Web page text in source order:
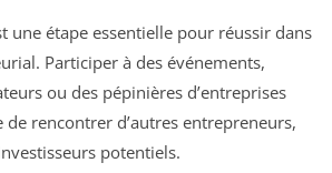
une étape essentielle pour réussir dans
Participer à des événements,
ou des pépinières d’entreprises
rencontrer d’autres entrepreneurs,
potentiels.